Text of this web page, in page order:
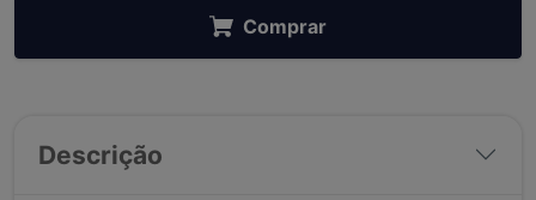
Comprar
Descrição